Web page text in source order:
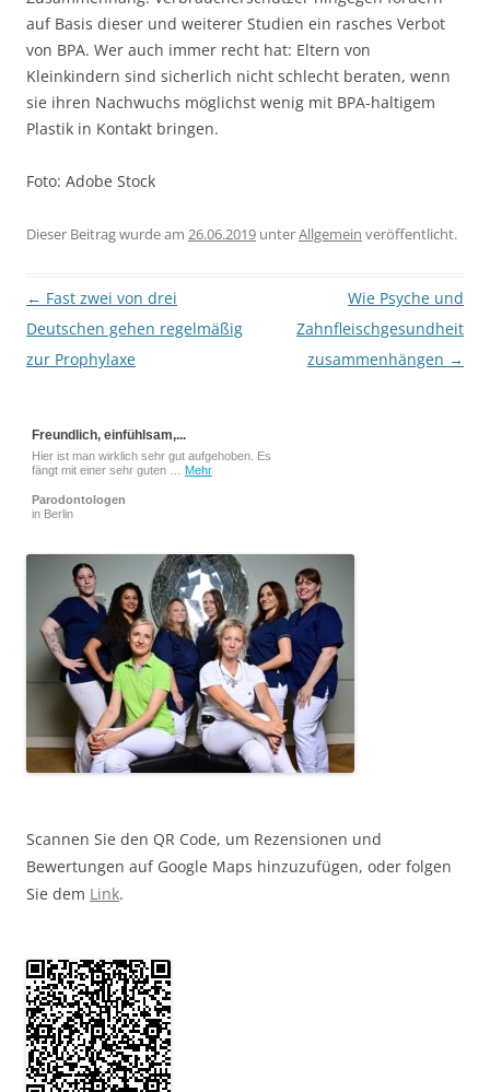
auf Basis dieser und weiterer Studien ein rasches Verbot
von BPA. Wer auch immer recht hat: Eltern von
Kleinkindern sind sicherlich nicht schlecht beraten, wenn
sie ihren Nachwuchs möglichst wenig mit BPA-haltigem
Plastik in Kontakt bringen.
Foto: Adobe Stock
Dieser Beitrag wurde am 26.06.2019 unterAllgemein veröffentlicht.
Beitragsnavigation
← Fast zwei von drei
Deutschen gehen regelmäßig
zur Prophylaxe
Wie Psyche und
Zahnfleischgesundheit
zusammenhängen →
Freundlich, einfühlsam,...
Hier ist man wirklich sehr gut aufgehoben. Es
fängt mit einer sehr guten … Mehr
Parodontologen
in Berlin
Scannen Sie den QR Code, um Rezensionen und
Bewertungen auf Google Maps hinzuzufügen, oder folgen
Sie dem Link.